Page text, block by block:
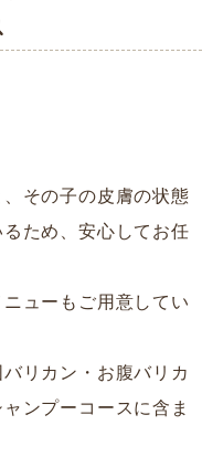
その子の皮膚の状態
ため、安心してお任
ューもご用意してい
リカン・お腹バリカ
ンプーコースに含ま